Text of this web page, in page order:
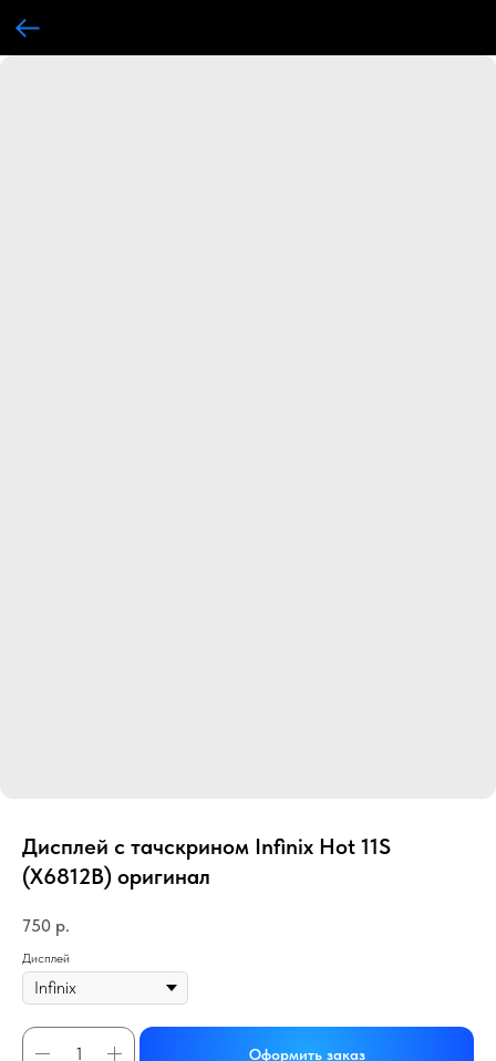
Дисплей с тачскрином Infinix Hot 11S
(X6812B) оригинал
750 р.
Дисплей
Оформить заказ